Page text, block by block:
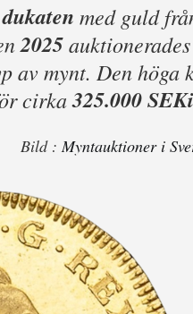
dukaten med guld
2025
av mynt. Den höga
cirka325.000 SEK
Bild :Myntauktioner i